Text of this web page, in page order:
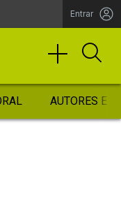
Entrar
AUTORES